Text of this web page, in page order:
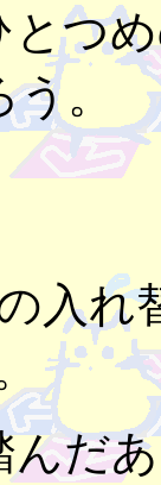
つ
。
入れ
だあ